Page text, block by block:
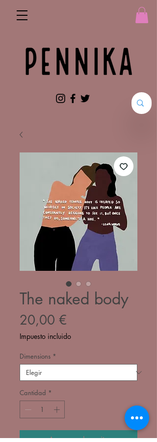
The naked body
20,00 €
Impuesto incluido
Dimensions *
Cantidad *
Agregar al carrito